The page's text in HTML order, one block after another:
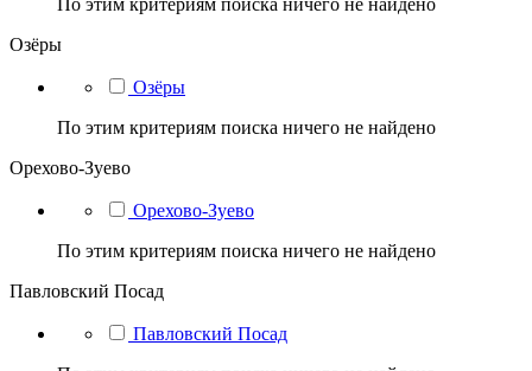
По этим критериям поиска ничего не найдено
Озёры
Озёры
По этим критериям поиска ничего не найдено
Орехово-Зуево
Орехово-Зуево
По этим критериям поиска ничего не найдено
Павловский Посад
Павловский Посад